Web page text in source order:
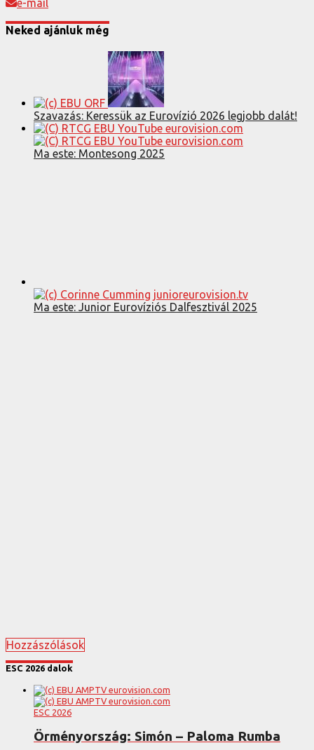
Neked ajánluk még
Szavazás: Keressük az Eurovízió 2026 legjobb dalát!
Ma este: Montesong 2025
Ma este: Junior Eurovíziós Dalfesztivál 2025
Hozzászólások
ESC 2026 dalok
ESC 2026
Örményország: Simón – Paloma Rumba